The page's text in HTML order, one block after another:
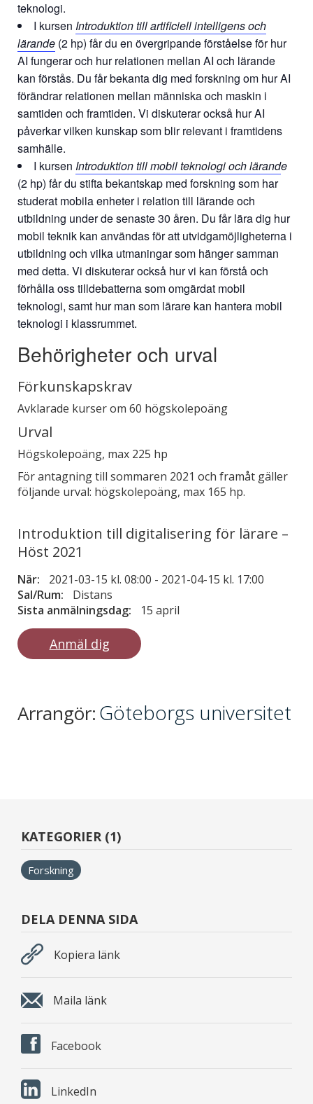
teknologi.
I kursen Introduktion till artificiell intelligens och
lärande (2 hp) får du en övergripande förståelse för hur
AI fungerar och hur relationen mellan AI och lärande
kan förstås. Du får bekanta dig med forskning om hur AI
förändrar relationen mellan människa och maskin i
samtiden och framtiden. Vi diskuterar också hur AI
påverkar vilken kunskap som blir relevant i framtidens
samhälle.
I kursen Introduktion till mobil teknologi och lärande
(2 hp) får du stifta bekantskap med forskning som har
studerat mobila enheter i relation till lärande och
utbildning under de senaste 30 åren. Du får lära dig hur
mobil teknik kan användas för att utvidgamöjligheterna i
utbildning och vilka utmaningar som hänger samman
med detta. Vi diskuterar också hur vi kan förstå och
förhålla oss tilldebatterna som omgärdat mobil
teknologi, samt hur man som lärare kan hantera mobil
teknologi i klassrummet.
Behörigheter och urval
Förkunskapskrav
Avklarade kurser om 60 högskolepoäng
Urval
Högskolepoäng, max 225 hp
För antagning till sommaren 2021 och framåt gäller
följande urval: högskolepoäng, max 165 hp.
Introduktion till digitalisering för lärare –
Höst 2021
När: 2021-03-15 kl. 08:00 - 2021-04-15 kl. 17:00
Sal/Rum:
Distans
Sista anmälningsdag:
15 april
Anmäl dig
Arrangör:Göteborgs universitet
KATEGORIER (1)
Forskning
DELA DENNA SIDA
Kopiera länk
Maila länk
Facebook
LinkedIn